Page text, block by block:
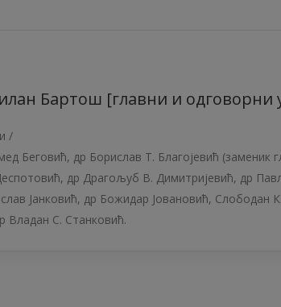
Бартош [главни и одговорни
/
Беговић, др Борислав Т. Благојевић (заменик
др Драгољуб В. Димитријевић, др
Јанковић, др Божидар Јовановић, Слободан
Владан С. Станковић.